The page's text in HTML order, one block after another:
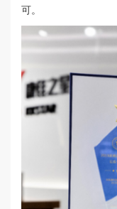
可。